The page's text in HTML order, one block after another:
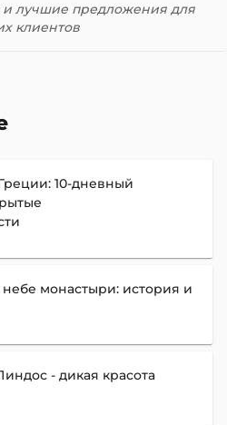
лучшие предложения для
клиентов
10-дневный
монастыри: история и
- дикая красота